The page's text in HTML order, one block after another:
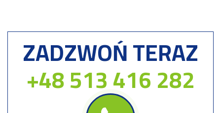
ZADZWOŃ TERAZ
+48 513 416 282